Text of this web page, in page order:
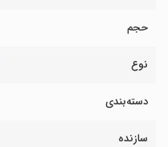
حجم
نوع
دسته‌بندی
سازنده